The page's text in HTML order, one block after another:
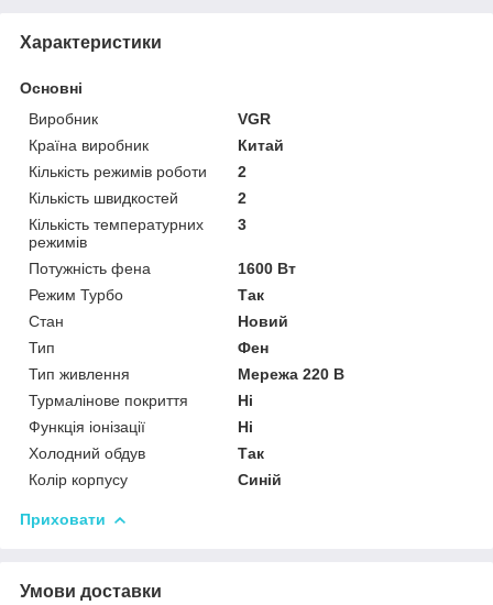
Характеристики
Основні
Виробник
VGR
Країна виробник
Китай
Кількість режимів роботи
2
Кількість швидкостей
2
Кількість температурних
режимів
3
Потужність фена
1600 Вт
Режим Турбо
Так
Стан
Новий
Тип
Фен
Тип живлення
Мережа 220 В
Турмалінове покриття
Ні
Функція іонізації
Ні
Холодний обдув
Так
Колір корпусу
Синій
Приховати
Умови доставки